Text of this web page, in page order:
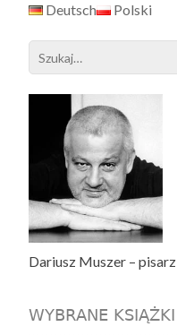
Deutsch Polski
Dariusz Muszer – pisarz
WYBRANE KSIĄŻKI